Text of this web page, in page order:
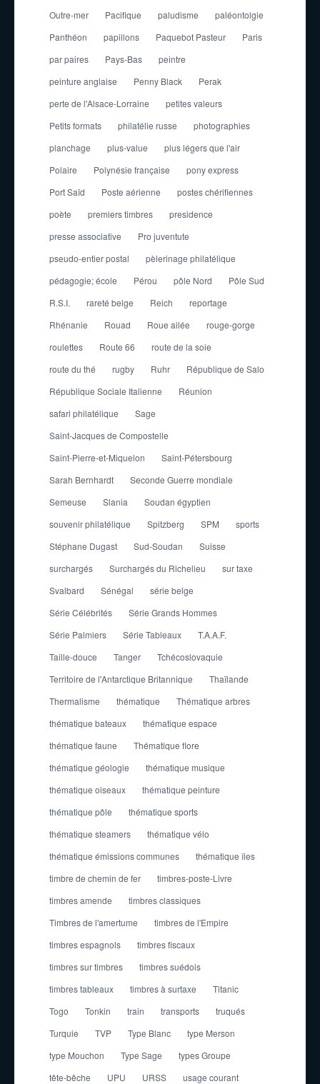
Outre-mer Pacifique paludisme
paléontolgie
Panthéon
papillons Paquebot Pasteur
Paris
par paires
Pays-Bas
peintre
peinture anglaise
Penny Black
Perak
perte de l'Alsace-Lorraine
petites valeurs
Petits formats
philatélie russe
photographies
planchage
plus-value
plus légers que l'air
Polaire
Polynésie française
pony express
Port Saïd
Poste aérienne
postes chérifiennes
poète
premiers timbres
presidence
presse associative
Pro juventute
pseudo-entier postal
pèlerinage philatélique
pédagogie; école
Pérou pôle Nord
Pôle Sud
R.S.I.
rareté belge Reich
reportage
Rhénanie
Rouad Roue ailée
rouge-gorge
roulettes
Route 66
route de la soie
route du thé
rugby Ruhr
République de Salo
République Sociale Italienne
Réunion
safari philatélique
Sage
Saint-Jacques de Compostelle
Saint-Pierre-et-Miquelon
Saint-Pétersbourg
Sarah Bernhardt
Seconde Guerre mondiale
Semeuse
Slania
Soudan égyptien
souvenir philatélique
Spitzberg SPM
sports
Stéphane Dugast
Sud-Soudan
Suisse
surchargés
Surchargés du Richelieu
sur taxe
Svalbard
Sénégal
série belge
Série Célébrités
Série Grands Hommes
Série Palmiers
Série Tableaux
T.A.A.F.
Taille-douce
Tanger
Tchécoslovaquie
Territoire de l'Antarctique Britannique
Thaïlande
Thermalisme
thématique
Thématique arbres
thématique bateaux
thématique espace
thématique faune
Thématique flore
thématique géologie
thématique musique
thématique oiseaux
thématique peinture
thématique pôle
thématique sports
thématique steamers
thématique vélo
thématique émissions communes
thématique îles
timbre de chemin de fer
timbres-poste-Livre
timbres amende
timbres classiques
Timbres de l'amertume
timbres de l'Empire
timbres espagnols
timbres fiscaux
timbres sur timbres
timbres suédois
timbres tableaux
timbres à surtaxe
Titanic
Togo
Tonkin train transports
truqués
Turquie
TVP Type Blanc
type Merson
type Mouchon
Type Sage
types Groupe
tête-bêche
UPU URSS
usage courant